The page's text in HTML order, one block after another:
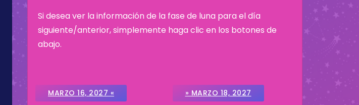
Si desea ver la información de la fase de luna para el día
siguiente/anterior, simplemente haga clic en los botones de
abajo.
MARZO 16, 2027 « » MARZO 18, 2027